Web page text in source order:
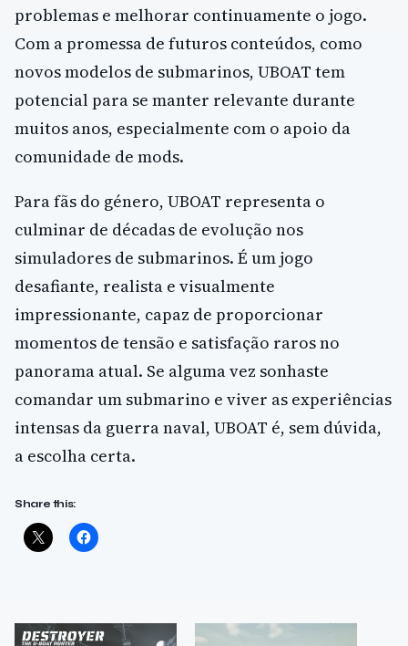
problemas e melhorar continuamente o jogo.
Com a promessa de futuros conteúdos, como
novos modelos de submarinos, UBOAT tem
potencial para se manter relevante durante
muitos anos, especialmente com o apoio da
comunidade de mods.
Para fãs do género, UBOAT representa o
culminar de décadas de evolução nos
simuladores de submarinos. É um jogo
desafiante, realista e visualmente
impressionante, capaz de proporcionar
momentos de tensão e satisfação raros no
panorama atual. Se alguma vez sonhaste
comandar um submarino e viver as experiências
intensas da guerra naval, UBOAT é, sem dúvida,
a escolha certa.
Share this: